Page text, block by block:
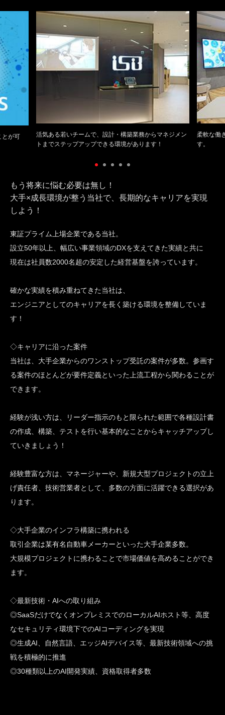
とが可
活気ある若いチームで、設計・構築業務からマネジメン
トまでステップアップできる環境があります！
柔軟な働
す。
もう将来に悩む必要は無し！
大手×成長環境が整う当社で、長期的なキャリアを実現
しよう！
東証プライム上場企業である当社。
設立50年以上、幅広い事業領域のDXを支えてきた実績と共に
現在は社員数2000名超の安定した経営基盤を誇っています。
確かな実績を積み重ねてきた当社は、
エンジニアとしてのキャリアを長く築ける環境を整備していま
す！
◇キャリアに沿った案件
当社は、大手企業からのワンストップ受託の案件が多数。参画す
る案件のほとんどが要件定義といった上流工程から関わることが
できます。
経験が浅い方は、リーダー指示のもと限られた範囲で各種設計書
の作成、構築、テストを行い基本的なことからキャッチアップし
ていきましょう！
経験豊富な方は、マネージャーや、新規大型プロジェクトの立上
げ責任者、技術営業者として、多数の方面に活躍できる選択があ
ります。
◇大手企業のインフラ構築に携われる
取引企業は某有名自動車メーカーといった大手企業多数。
大規模プロジェクトに携わることで市場価値を高めることができ
ます。
◇最新技術・AIへの取り組み
◎SaaSだけでなくオンプレミスでのローカルAIホスト等、高度
なセキュリティ環境下でのAIコーディングを実現
◎生成AI、自然言語、エッジAIデバイス等、最新技術領域への挑
戦を積極的に推進
◎30種類以上のAI開発実績、資格取得者多数